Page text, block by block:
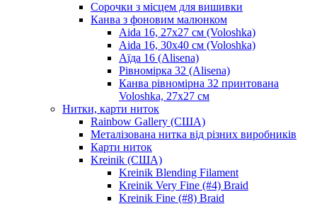
Сорочки з місцем для вишивки
Канва з фоновим малюнком
Aida 16, 27х27 см (Voloshka)
Aida 16, 30х40 см (Voloshka)
Аїда 16 (Alisena)
Рівномірка 32 (Alisena)
Канва рівномірна 32 принтована
Voloshka, 27х27 см
Нитки, карти ниток
Rainbow Gallery (США)
Металізована нитка від різних виробників
Карти ниток
Kreinik (США)
Kreinik Blending Filament
Kreinik Very Fine (#4) Braid
Kreinik Fine (#8) Braid